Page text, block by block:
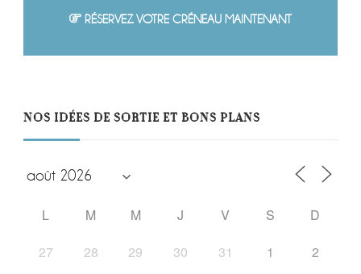
RÉSERVEZ VOTRE CRÉNEAU MAINTENANT
NOS IDÉES DE SORTIE ET BONS PLANS
L M M J V S
D
27
28 29 30 31 1 2